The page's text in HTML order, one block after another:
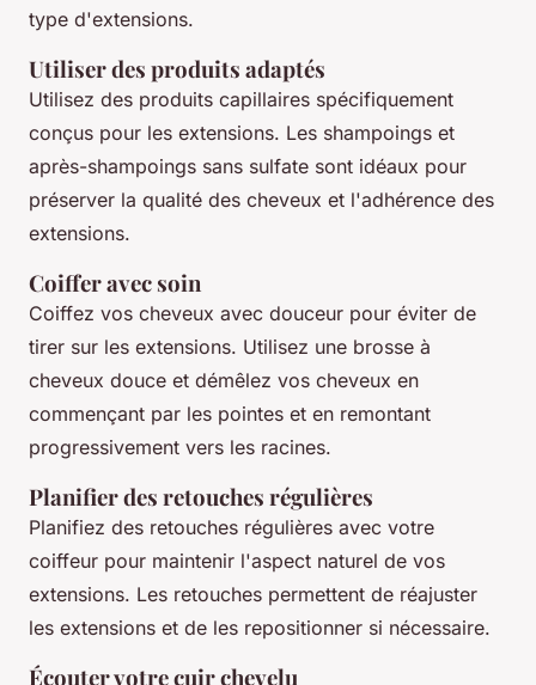
type d'extensions.
Utiliser des produits adaptés
Utilisez des produits capillaires spécifiquement
conçus pour les extensions. Les shampoings et
après-shampoings sans sulfate sont idéaux pour
préserver la qualité des cheveux et l'adhérence des
extensions.
Coiffer avec soin
Coiffez vos cheveux avec douceur pour éviter de
tirer sur les extensions. Utilisez une brosse à
cheveux douce et démêlez vos cheveux en
commençant par les pointes et en remontant
progressivement vers les racines.
Planifier des retouches régulières
Planifiez des retouches régulières avec votre
coiffeur pour maintenir l'aspect naturel de vos
extensions. Les retouches permettent de réajuster
les extensions et de les repositionner si nécessaire.
Écouter votre cuir chevelu